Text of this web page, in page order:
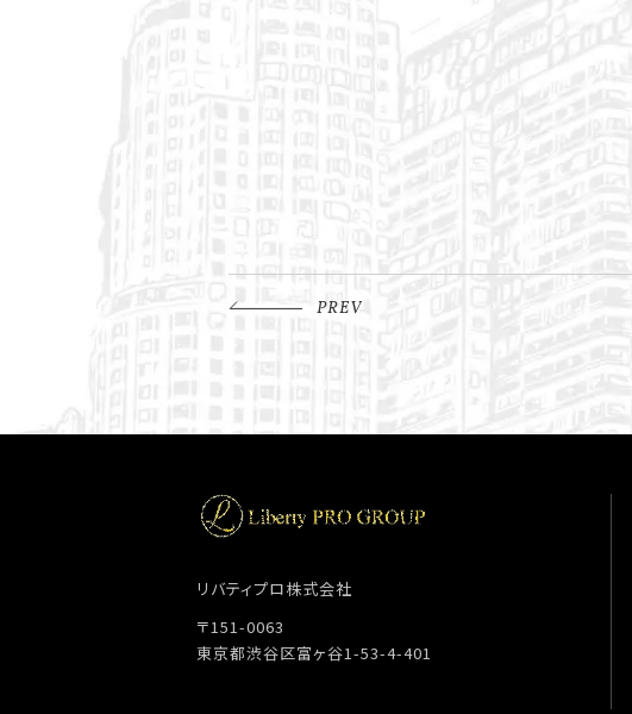
PREV
リバティプロ株式会社
〒151-0063
東京都渋谷区富ヶ谷1-53-4-401